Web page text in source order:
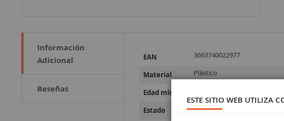
Información
Adicional
Reseñas
Información
EAN 3663740022977
Material Plástico
Edad mínima
Estado Nueve
ESTE SITIO WEB UTILIZA